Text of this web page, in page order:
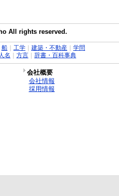
All rights reserved.
船｜ 工学｜ 建築・不動産｜ 学問
人名 方言｜ 辞書・百科事典
会社概要
会社情報
採用情報